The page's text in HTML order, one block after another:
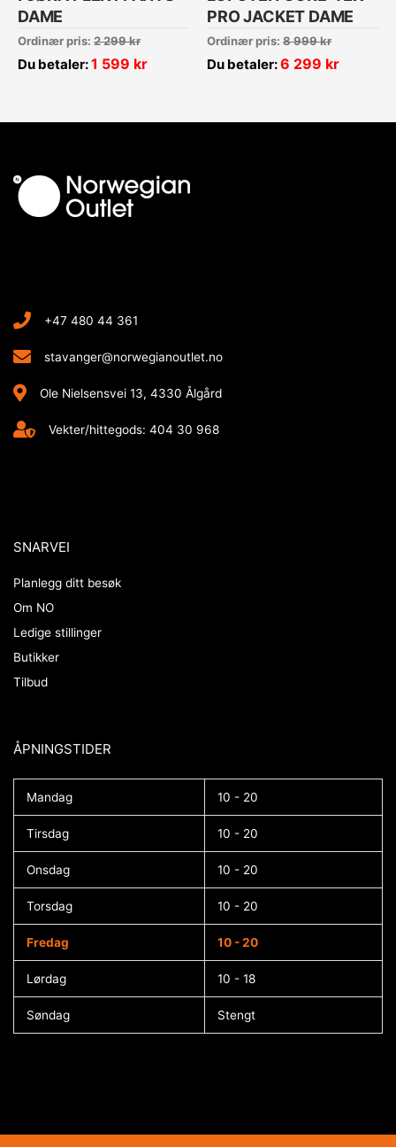
DAME
Ordinær pris: 2 299kr
Du betaler:1 599 kr
PRO JACKET DAME
Ordinær pris: 8 999kr
Du betaler:6 299 kr
+47 480 44 361
stavanger@norwegianoutlet.no
Ole Nielsensvei 13, 4330 Ålgård
Vekter/hittegods: 404 30 968
SNARVEI
Planlegg ditt besøk
Om NO
Ledige stillinger
Butikker
Tilbud
ÅPNINGSTIDER​
Mandag 10 - 20
Tirsdag 10 - 20
Onsdag 10 - 20
Torsdag 10 - 20
Fredag 10 - 20
Lørdag 10 - 18
Søndag Stengt